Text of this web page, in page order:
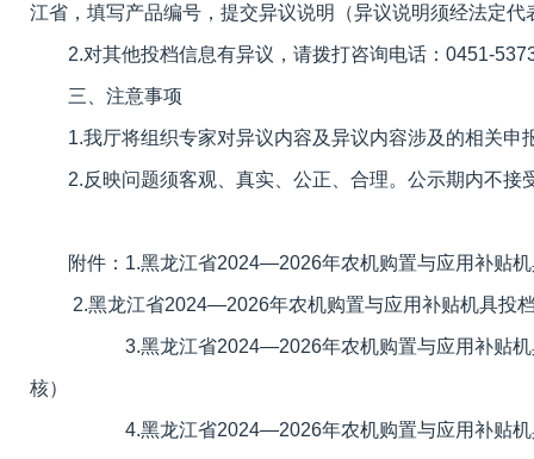
江省，填写产品编号，提交异议说明（异议说明须经法定代
2.对其他投档信息有异议，请拨打咨询电话：0451-
三、注意事项
1.我厅将组织专家对异议内容及异议内容涉及的相关申
2.反映问题须客观、真实、公正、合理。公示期内不接
附件：1.黑龙江省2024—2026年农机购置与应用补贴机
2.黑龙江省2024—2026年农机购置与应用补贴机具投档
3.黑龙江省2024—2026年农机购置与应用补贴机具
核）
4.黑龙江省2024—2026年农机购置与应用补贴机具